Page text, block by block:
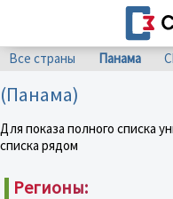
Все страны Панама
(Панама)
Для показа полного списка
списка рядом
Регионы: